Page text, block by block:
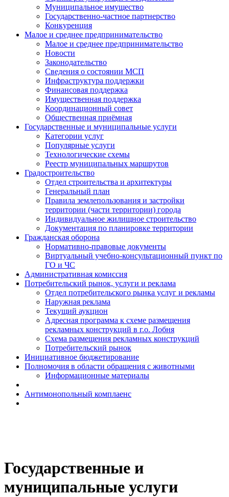
Муниципальное имущество
Государственно-частное партнерство
Конкуренция
Малое и среднее предпринимательство
Малое и среднее предпринимательство
Новости
Законодательство
Сведения о состоянии МСП
Инфраструктура поддержки
Финансовая поддержка
Имущественная поддержка
Координационный совет
Общественная приёмная
Государственные и муниципальные услуги
Категории услуг
Популярные услуги
Технологические схемы
Реестр муниципальных маршрутов
Градостроительство
Отдел строительства и архитектуры
Генеральный план
Правила землепользования и застройки
территории (части территории) города
Индивидуальное жилищное строительство
Документация по планировке территории
Гражданская оборона
Н​ормативно-правовые документы
Виртуальный учебно-консультационный пункт по
ГО и ЧС
Административная комиссия
Потребительский рынок, услуги и реклама
Отдел потребительского рынка услуг и рекламы
Наружная реклама
Текущий аукцион
Адресная программа к схеме размещения
рекламных конструкций в г.о. Лобня
Схема размещения рекламных конструкций
Потребительский рынок
Инициативное бюджетирование
Полномочия в области обращения с животными
Информационные материалы
Антимонопольный комплаенс
Государственные и
муниципальные услуги